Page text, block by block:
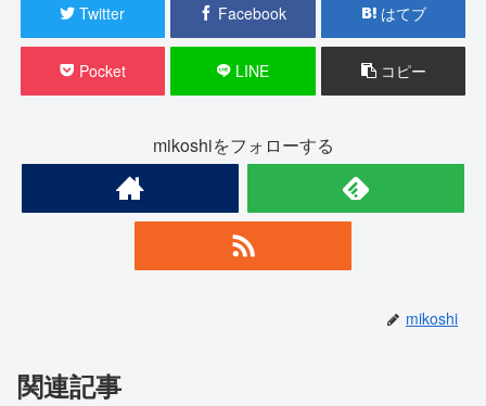
Twitter Facebook はてブ
Pocket LINE コピー
mikoshiをフォローする
mikoshi
関連記事